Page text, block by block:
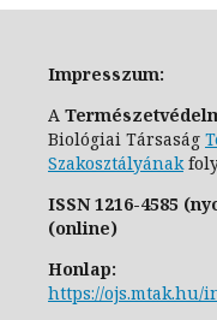
Impresszum:
A
Biológiai Társaság
Szakosztályának
ISSN1216-4585
(online)
Honlap:
https://ojs.mtak.hu/